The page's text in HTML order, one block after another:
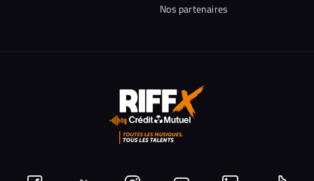
Nos partenaires